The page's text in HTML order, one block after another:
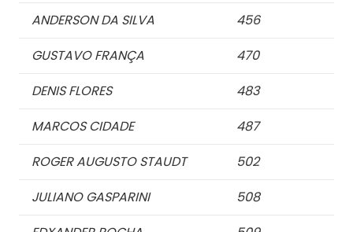
ANDERSON DA SILVA
456
GUSTAVO FRANÇA
470
DENIS FLORES
483
MARCOS CIDADE
487
ROGER AUGUSTO STAUDT
502
JULIANO GASPARINI
508